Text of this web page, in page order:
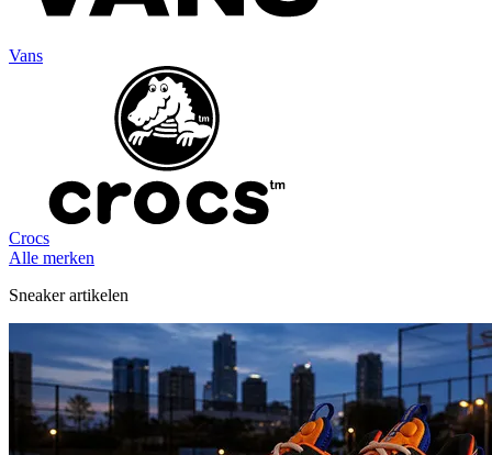
Vans
Crocs
Alle merken
Sneaker artikelen